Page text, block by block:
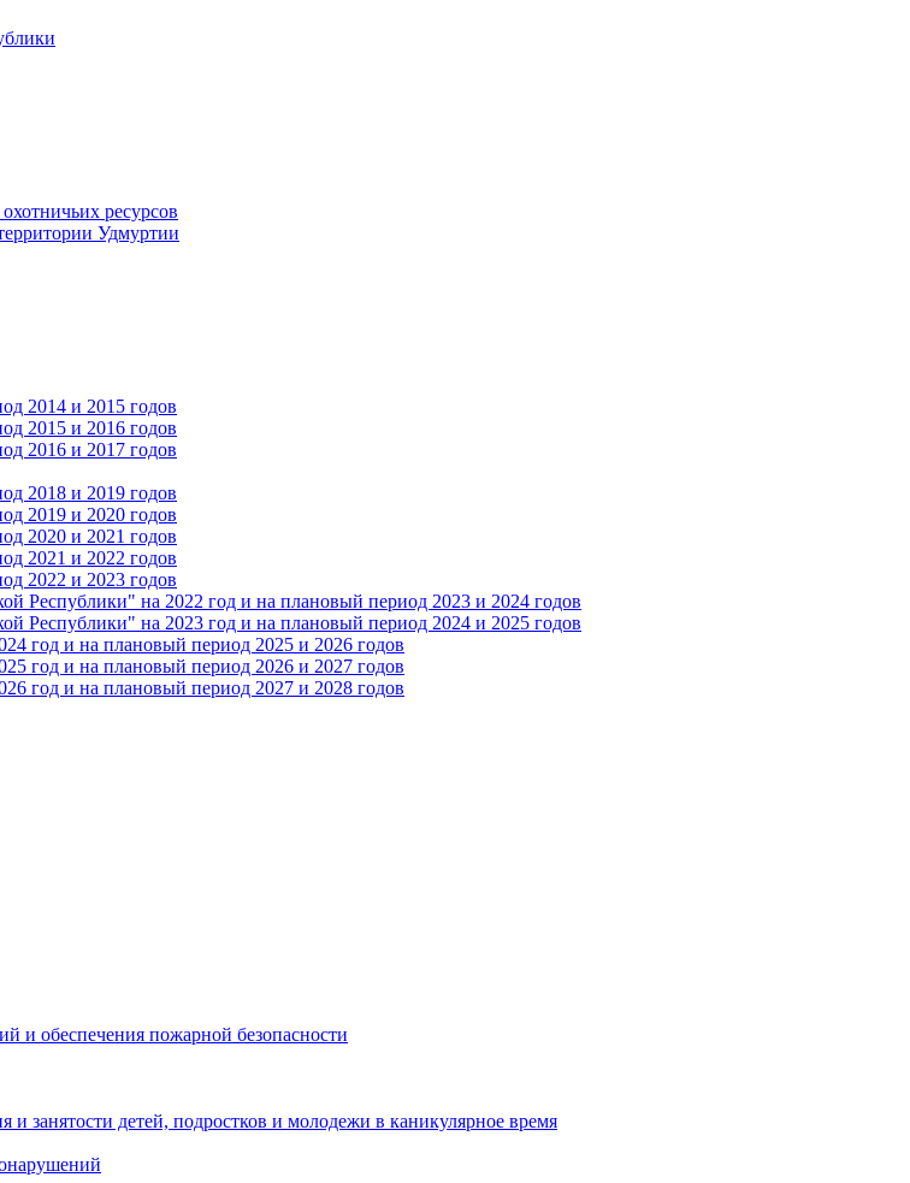
ресурсов
Удмуртии
2014 и 2015 годов
2015 и 2016 годов
2016 и 2017 годов
2018 и 2019 годов
2019 и 2020 годов
2020 и 2021 годов
2021 и 2022 годов
2022 и 2023 годов
на 2022 год и на плановый период 2023 и 2024 годов
на 2023 год и на плановый период 2024 и 2025 годов
и на плановый период 2025 и 2026 годов
и на плановый период 2026 и 2027 годов
и на плановый период 2027 и 2028 годов
и обеспечения пожарной безопасности
занятости детей, подростков и молодежи в каникулярное время